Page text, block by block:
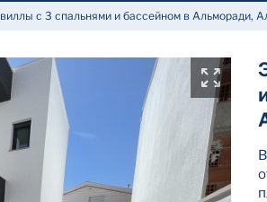
с 3 спальнями и бассейном в Альморади,